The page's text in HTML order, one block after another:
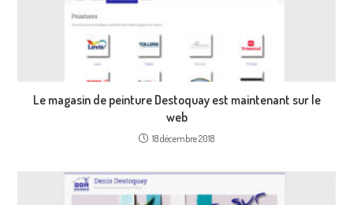
Le magasin de peinture Destoquay est maintenant sur le
web
18 décembre 2018